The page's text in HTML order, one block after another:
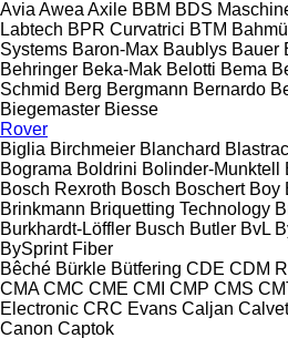
Avia Awea Axile BBM BDS
Labtech BPR Curvatrici BTM
Systems Baron-Max Baublys Bauer
Behringer Beka-Mak Belotti Bema
Schmid Berg Bergmann Bernardo
Biegemaster Biesse
Rover
Biglia Birchmeier Blanchard Blastrac
Bograma Boldrini Bolinder-Munktell
Bosch Rexroth Bosch Boschert Boy
Brinkmann Briquetting Technology
Burkhardt-Löffler Busch Butler BvL
BySprint Fiber
Bêché Bürkle Bütfering CDE CDM
CMA CMC CME CMI CMP CMS
Electronic CRC Evans Caljan Calvet
Canon Captok